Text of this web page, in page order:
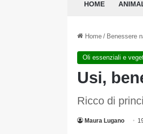
HOME
Home / Benessere
Oli essenziali e
Usi,
Ricco di
Maura Lugano